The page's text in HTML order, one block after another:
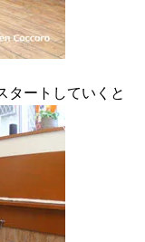
タートしていくと